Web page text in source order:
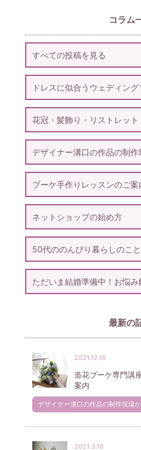
コラム
すべての投稿を見る
ドレスに似合うウェディン
花冠・髪飾り・リストレッ
デザイナー溝口の作品の制作
ブーケ手作りレッスンのご案
ネットショップの始め方
50代ののんびり暮らしのこ
ただいま結婚準備中！お悩
最新の
2021.12.16
造花ブーケ専門講
案内
デザイナー溝口の作品の制作現場
2021.3.10